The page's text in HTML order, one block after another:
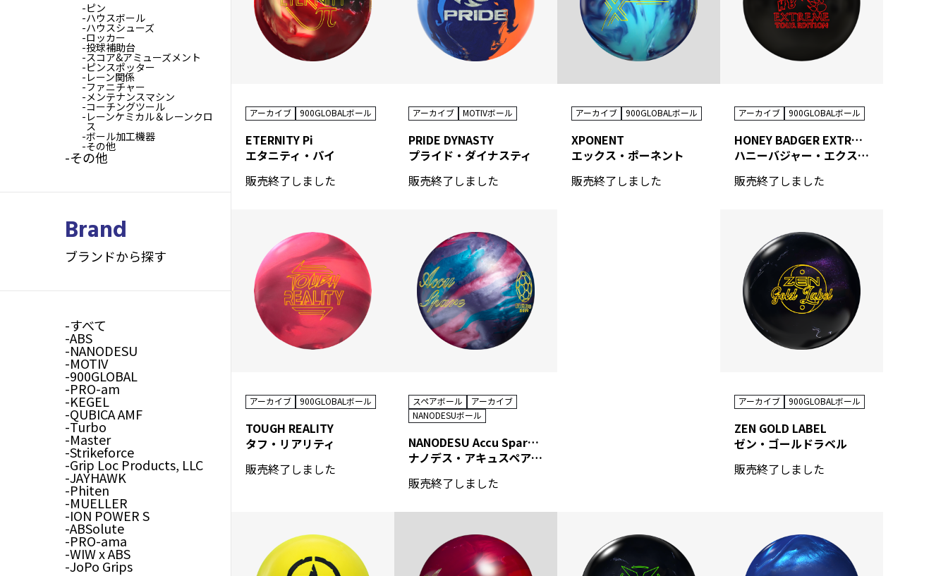
ピン
ハウスボール
ハウスシューズ
ロッカー
投球補助台
スコア&アミューズメント
ピンスポッター
レーン関係
ファニチャー
メンテナンスマシン
コーチングツール
レーンケミカル＆レーンクロ
ス
ボール加工機器
その他
その他
Brand
ブランドから探す
すべて
ABS
NANODESU
MOTIV
900GLOBAL
PRO-am
KEGEL
QUBICA AMF
Turbo
Master
Strikeforce
Grip Loc Products, LLC
JAYHAWK
Phiten
MUELLER
ION POWER S
ABSolute
PRO-ama
WIW x ABS
JoPo Grips
アーカイブ 900GLOBALボール
ETERNITY Pi
エタニティ・パイ
販売終了しました
アーカイブ MOTIVボール
PRIDE DYNASTY
プライド・ダイナスティ
販売終了しました
アーカイブ 900GLOBALボール
HONEY BADGER EXTREME TOUR EDITION
ハニーバジャー・エクストリーム ツアーエディション
販売終了しました
アーカイブ 900GLOBALボール
TOUGH REALITY
タフ・リアリティ
販売終了しました
スペアボール
アーカイブ
NANODESUボール
NANODESU Accu Spare（2023）
ナノデス・アキュスペア（2023）
販売終了しました
アーカイブ 900GLOBALボール
XPONENT
エックス・ポーネント
販売終了しました
アーカイブ 900GLOBALボール
ZEN GOLD LABEL
ゼン・ゴールドラベル
販売終了しました